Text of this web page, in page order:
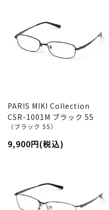
PARIS MIKI Collection
CSR-1001M ブラック 55
（ブラック 55）
9,900円(税込)